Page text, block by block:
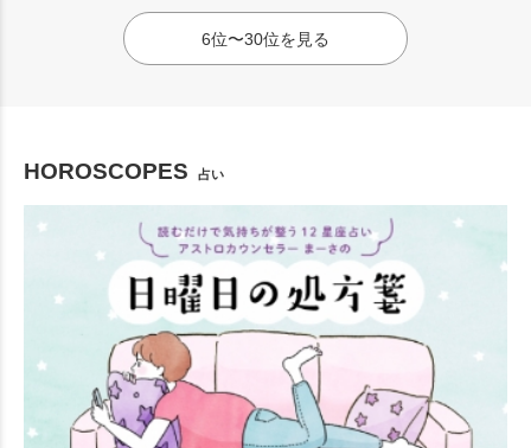
6位〜30位を見る
HOROSCOPES 占い